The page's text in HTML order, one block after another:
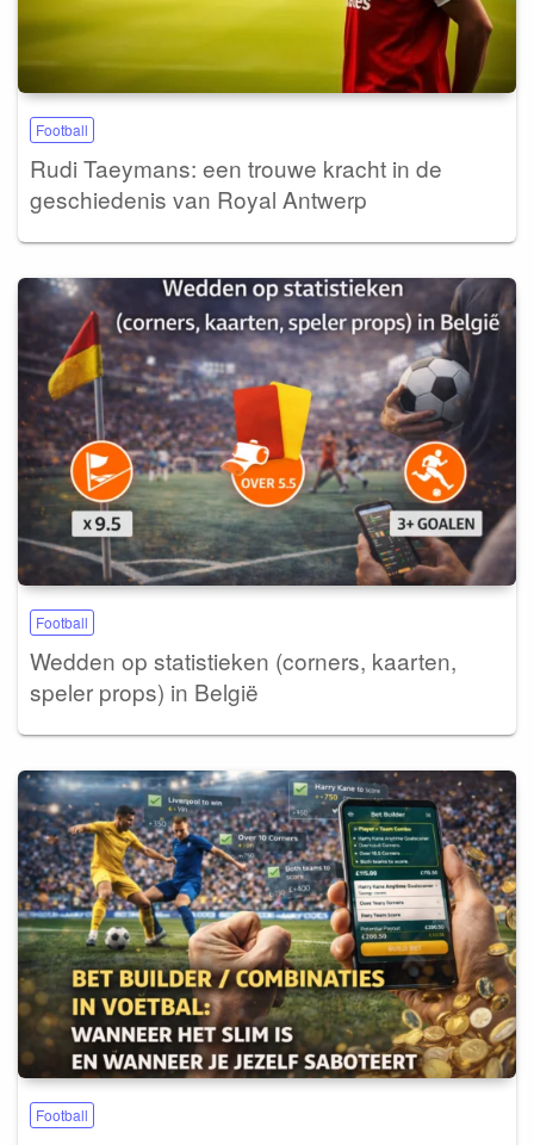
Football
Rudi Taeymans: een trouwe kracht in de
geschiedenis van Royal Antwerp
Football
Wedden op statistieken (corners, kaarten,
speler props) in België
Football